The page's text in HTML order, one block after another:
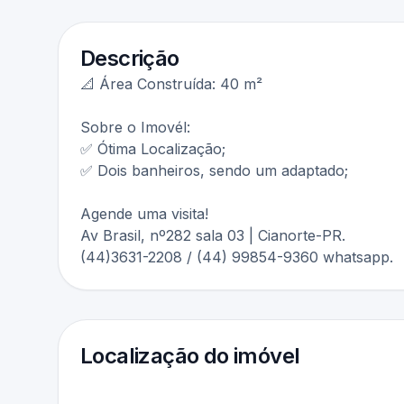
Descrição
📐 Área Construída: 40 m²
Sobre o Imovél:
✅ Ótima Localização;
✅ Dois banheiros, sendo um adaptado;
Agende uma visita!
Av Brasil, nº282 sala 03 | Cianorte-PR.
(44)3631-2208 / (44) 99854-9360 whatsapp.
Localização do imóvel